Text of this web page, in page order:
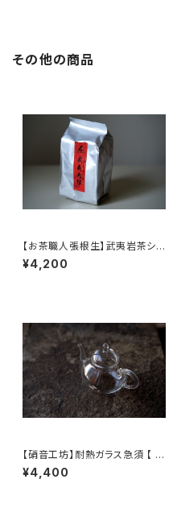
その他の商品
【お茶職人張根生】武夷岩茶シリ
¥4,200
【硝音工坊】耐熱ガラス急須 【 S
hione Studio】Borosilicate
glass teapot
¥4,400